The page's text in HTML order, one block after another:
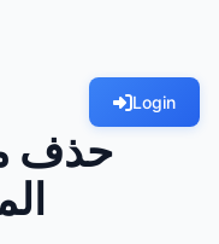
Login
حذف